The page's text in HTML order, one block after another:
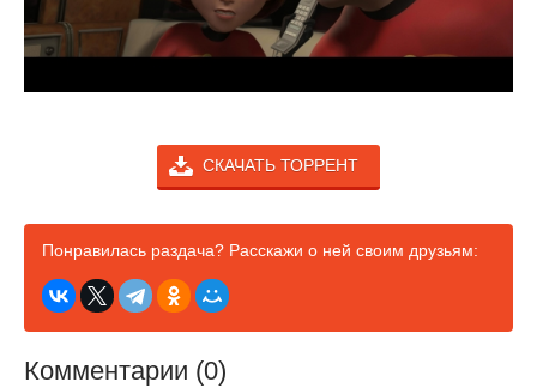
СКАЧАТЬ ТОРРЕНТ
Понравилась раздача? Расскажи о ней своим друзьям:
Комментарии (0)